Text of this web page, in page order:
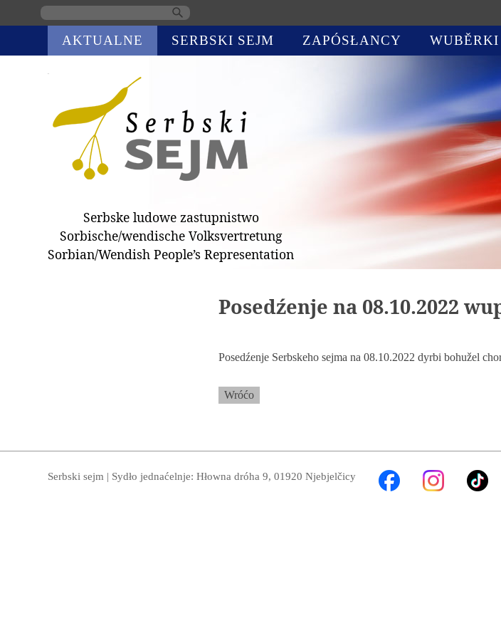
navigation
AKTUALNE SERBSKI SEJM ZAPÓSŁANCY WUBĚRKI
Serbske ludowe zastupnistwo
Sorbische/wendische Volksvertretung
Sorbian/Wendish People’s Representation
Posedźenje na 08.10.2022
Posedźenje Serbskeho sejma na 08.10.2022 dyrbi bohužel
Wróćo
Serbski sejm | Sydło jednaćelnje: Hłowna dróha 9, 01920 Njebjelčicy